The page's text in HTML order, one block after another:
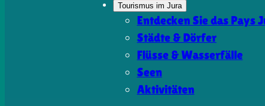
Tourismus im Jura
Entdecken Sie das Pays
Städte & Dörfer
Flüsse & Wasserfälle
Seen
Aktivitäten